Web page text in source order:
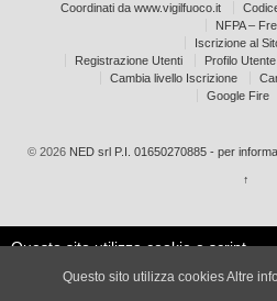
Coordinati da www.vigilfuoco.it
NFPA –
Iscrizione al
Registrazione Utenti
Profilo Utente
Cambia livello Iscrizione
Google Fire
© 2026 NED srl P.I. 01650270885 - per
↑
Questo sito utilizza cookie e script
esperienza.
Questo sito utilizza cookiesAltre